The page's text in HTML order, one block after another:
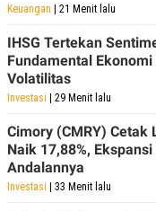
Keuangan | 21 Menit lalu
IHSG Tertekan
Fundamental
Volatilitas
Investasi | 29 Menit lalu
Cimory (CMRY) Cetak
Naik 17,88%,
Andalannya
Investasi | 33 Menit lalu